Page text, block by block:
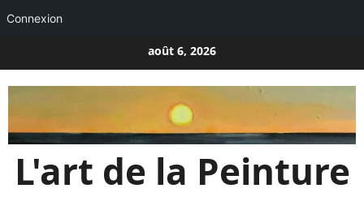
Connexion
au
contenu
août 6, 2026
L'art de la Peinture